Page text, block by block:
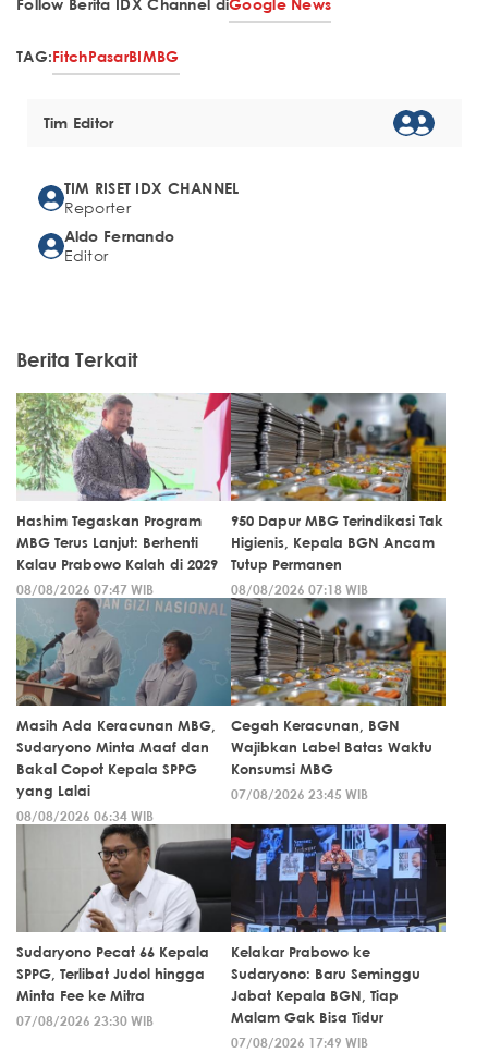
Follow Berita IDX Channel diGoogle News
TAG:FitchPasarBIMBG
Tim Editor
TIM RISET IDX CHANNEL
Reporter
Aldo Fernando
Editor
Berita Terkait
Hashim Tegaskan Program
MBG Terus Lanjut: Berhenti
Kalau Prabowo Kalah di 2029
08/08/2026 07:47 WIB
950 Dapur MBG Terindikasi Tak
Higienis, Kepala BGN Ancam
Tutup Permanen
08/08/2026 07:18 WIB
Masih Ada Keracunan MBG,
Sudaryono Minta Maaf dan
Bakal Copot Kepala SPPG
yang Lalai
08/08/2026 06:34 WIB
Cegah Keracunan, BGN
Wajibkan Label Batas Waktu
Konsumsi MBG
07/08/2026 23:45 WIB
Sudaryono Pecat 66 Kepala
SPPG, Terlibat Judol hingga
Minta Fee ke Mitra
07/08/2026 23:30 WIB
Kelakar Prabowo ke
Sudaryono: Baru Seminggu
Jabat Kepala BGN, Tiap
Malam Gak Bisa Tidur
07/08/2026 17:49 WIB